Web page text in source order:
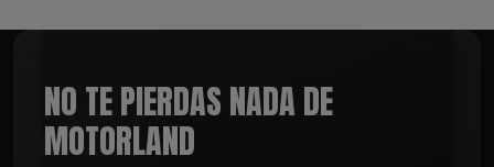
NO TE PIERDAS NADA DE
MOTORLAND